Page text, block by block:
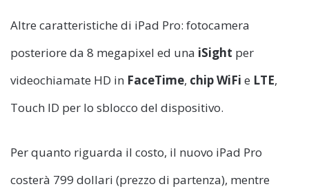
Altre caratteristiche di iPad Pro: fotocamera
posteriore da 8 megapixel ed una iSight per
videochiamate HD in FaceTime, chip WiFi e LTE,
Touch ID per lo sblocco del dispositivo.
Per quanto riguarda il costo, il nuovo iPad Pro
costerà 799 dollari (prezzo di partenza), mentre